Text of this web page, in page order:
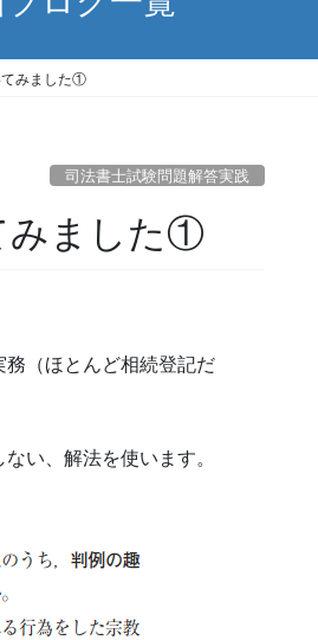
てみました①
司法書士試験問題解答実践
みました①
（ほとんど相続登記だ
い、解法を使います。